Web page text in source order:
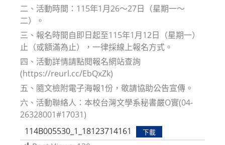
二、活動時間：115年1月26～27日（星期一～
二）。
三、報名時間自即日起至115年1月12日（星期一）
止（或額滿為止），一律採線上報名方式。
四、活動詳情請點閱報名網站查詢
(https://reurl.cc/EbQxZk)
五、隨文檢附電子海報1份，敬請協助公告宣傳。
六、活動聯絡人：本校台灣文學系秘書嚴O實(04-
26328001#17031)
114B005530_1_18123714161
下載